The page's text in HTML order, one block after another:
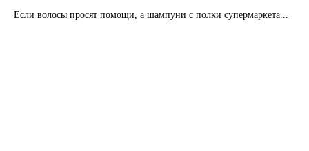
Если волосы просят помощи, а шампуни с полки супермаркета...